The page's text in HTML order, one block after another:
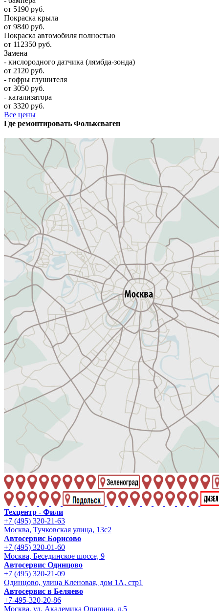
от 5190 руб.
Покраска крыла
от 9840 руб.
Покраска автомобиля полностью
от 112350 руб.
Замена
- кислородного датчика (лямбда-зонда)
от 2120 руб.
- гофры глушителя
от 3050 руб.
- катализатора
от 3320 руб.
Все цены
Где ремонтировать Фолькcваген
Техцентр - Фили
+7 (495) 320-21-63
Москва, Тучковская улица, 13с2
Автосервис Борисово
+7 (495) 320-01-60
Москва, Бесединское шоссе, 9
Автосервис Одинцово
+7 (495) 320-21-09
Одинцово, улица Кленовая, дом 1А, стр1
Автосервис в Беляево
+7-495-320-20-86
Москва, ул. Академика Опарина, д.5